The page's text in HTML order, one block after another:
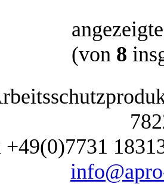
(von 8
+49(0)7731